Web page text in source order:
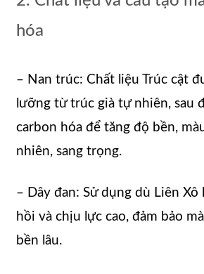
hóa
– Nan trúc: Chất liệu Trúc cật
lưỡng từ trúc già tự nhiên, sau
carbon hóa để tăng độ bền,
nhiên, sang trọng.
– Dây đan: Sử dụng dù Liên Xô
hồi và chịu lực cao, đảm bảo
bền lâu.